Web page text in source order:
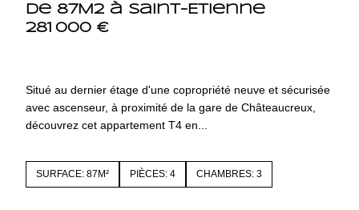
de 87M2 à Saint-Etienne
281 000 €
Situé au dernier étage d'une copropriété neuve et sécurisée
avec ascenseur, à proximité de la gare de Châteaucreux,
découvrez cet appartement T4 en...
SURFACE: 87M² PIÈCES: 4 CHAMBRES: 3